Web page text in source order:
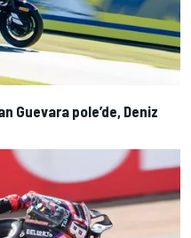
Guevara pole’de, Deniz